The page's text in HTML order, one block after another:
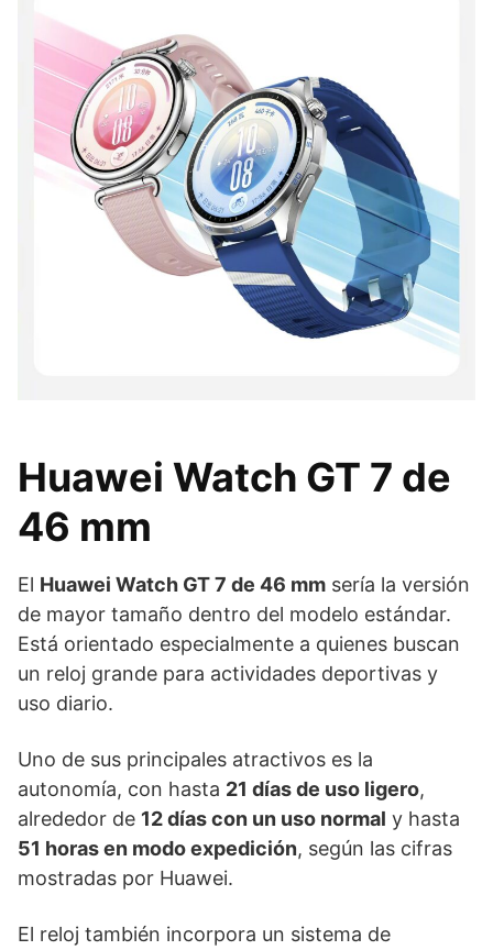
Huawei Watch GT 7 de
46 mm
El Huawei Watch GT 7 de 46 mm sería la versión
de mayor tamaño dentro del modelo estándar.
Está orientado especialmente a quienes buscan
un reloj grande para actividades deportivas y
uso diario.
Uno de sus principales atractivos es la
autonomía, con hasta 21 días de uso ligero,
alrededor de 12 días con un uso normal y hasta
51 horas en modo expedición, según las cifras
mostradas por Huawei.
El reloj también incorpora un sistema de